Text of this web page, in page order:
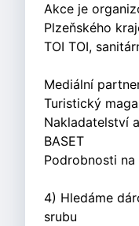
Akce je
Plzeňského
TOI TOI,
Mediální
Turistický
Nakladatelství
BASET
Podrobnosti
4) Hledáme
srubu